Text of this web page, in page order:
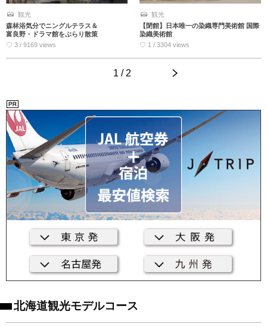
観光
森林浴気分でニングルテラス＆
富良野・ドラマ館をぶらり散策
♡ 3 / 9169 views
観光
【閉館】日本唯一の染織専門美術館 国際
染織美術館
♡ 1 / 3304 views
1 / 2
北海道観光モデルコース